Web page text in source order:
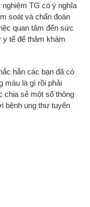
TG có ý nghĩa
soát và chẩn đoán
quan tâm đến sức
tế để thăm khám
hẳn các bạn đã có
máu là gì rồi phải
chia sẻ một số thông
bệnh ung thư tuyến